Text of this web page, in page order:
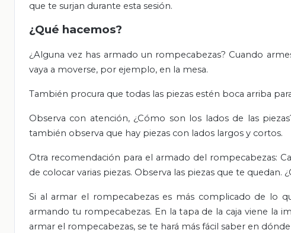
que te surjan durante esta sesión.
¿Qué hacemos?
¿Alguna vez has armado un rompecabezas? Cuando
vaya a moverse, por ejemplo, en la mesa.
También procura que todas las piezas estén boca arriba
Observa con atención, ¿Cómo son los lados de las
también observa que hay piezas con lados largos y cortos.
Otra recomendación para el armado del rompecabezas:
de colocar varias piezas. Observa las piezas que te quedan.
Si al armar el rompecabezas es más complicado de lo
armando tu rompecabezas. En la tapa de la caja viene la
armar el rompecabezas, se te hará más fácil saber en dónde